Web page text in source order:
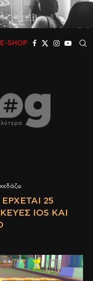
E-SHOP
ΈΡΧΕΤΑΙ 25
IOS ΚΑΙ